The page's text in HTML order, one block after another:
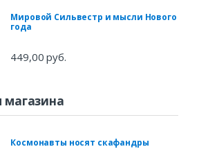
Мировой Сильвестр и мысли Нового
года
449,00 руб.
магазина
Космонавты носят скафандры